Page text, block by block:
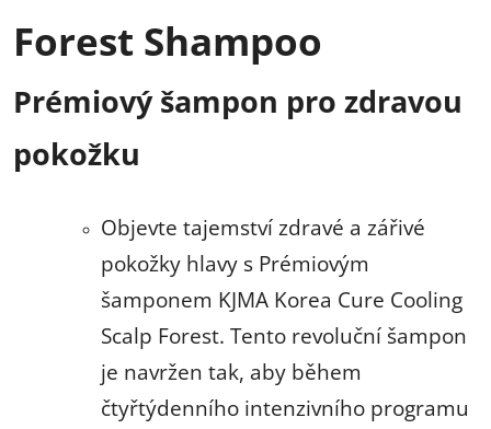
Forest Shampoo
Prémiový šampon pro zdravou
pokožku
Objevte tajemství zdravé a zářivé
pokožky hlavy s Prémiovým
šamponem KJMA Korea Cure Cooling
Scalp Forest. Tento revoluční šampon
je navržen tak, aby během
čtyřtýdenního intenzivního programu